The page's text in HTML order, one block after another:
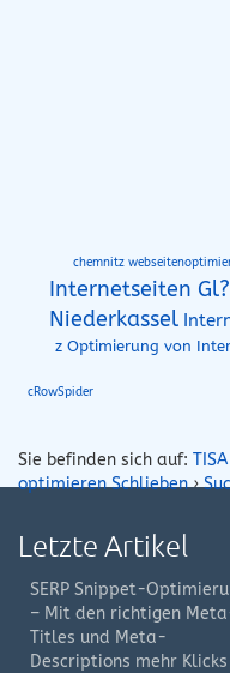
chemnitz
Internetseiten
Niederkassel
z Optimierung von
cRowSpider
Sie befinden sich auf:
optimieren Schlieben›
Letzte Artikel
SERP Snippet-
– Mit den richtigen
Titles und Meta-
Descriptions mehr Klicks